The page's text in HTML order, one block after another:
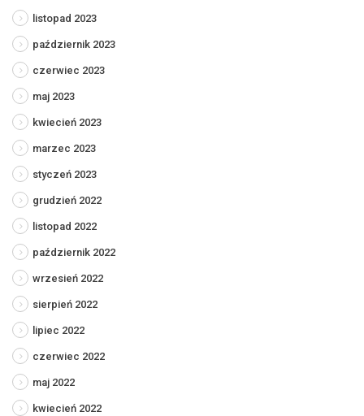
listopad 2023
październik 2023
czerwiec 2023
maj 2023
kwiecień 2023
marzec 2023
styczeń 2023
grudzień 2022
listopad 2022
październik 2022
wrzesień 2022
sierpień 2022
lipiec 2022
czerwiec 2022
maj 2022
kwiecień 2022